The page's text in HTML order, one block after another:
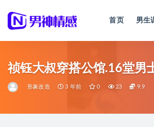
首页 男生
祯钰大叔穿搭公馆.16堂男
形象改造 3 年前 0 23 9.9